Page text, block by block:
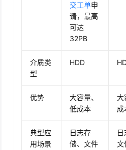
交工单申
请，最高
可达
32PB
介质类
型
HDD
优势
大容量、
低成本
大
成
典型应
用场景
日志存
储、文件
日
文